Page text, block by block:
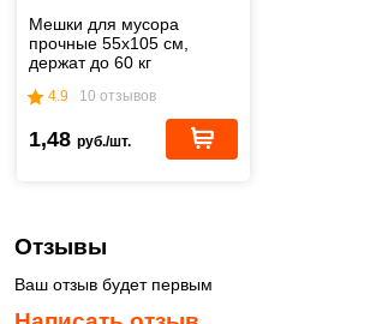
Мешки для мусора
прочные 55х105 см,
держат до 60 кг
4.9 10 отзывов
1,48 руб./шт.
Отзывы
Ваш отзыв будет первым